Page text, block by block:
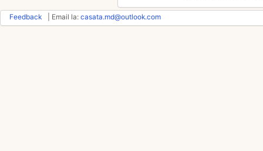
Feedback | Email la: casata.md@outlook.com